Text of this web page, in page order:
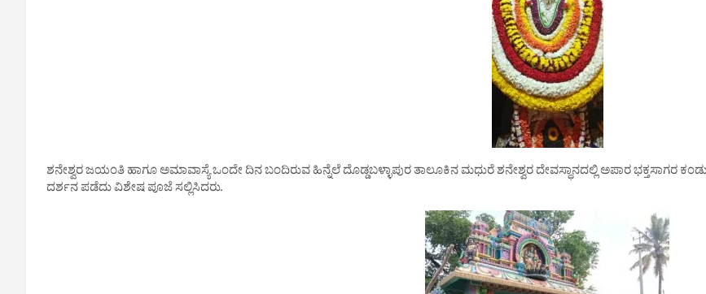
ಶನೇಶ್ವರ ಜಯಂತಿ ಹಾಗೂ ಅಮಾವಾಸ್ಯೆ ಒಂದೇ ದಿನ ಬಂದಿರುವ ಹಿನ್ನೆಲೆ ದೊಡ್ಡಬಳ್ಳಾಪುರ ತಾಲೂಕಿನ ಮಧುರೆ ಶನೇಶ್ವರ ದೇವಸ್ಥಾನದಲ್ಲಿ ಅಪಾರ ಭಕ್ತಸಾಗರ
ದರ್ಶನ ಪಡೆದು ವಿಶೇಷ ಪೂಜೆ ಸಲ್ಲಿಸಿದರು.